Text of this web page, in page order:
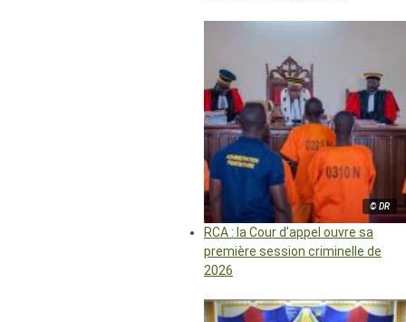
© DR
RCA : la Cour d’appel ouvre sa
première session criminelle de
2026